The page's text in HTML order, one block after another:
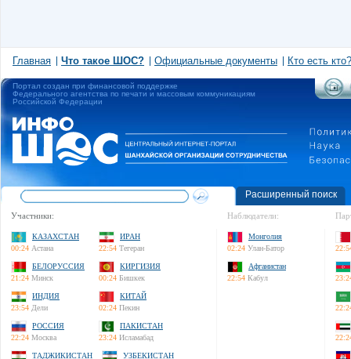
Главная Что такое ШОС? Официальные документы Кто есть кто?
Портал создан при финансовой поддержке
Федерального агентства по печати и массовым коммуникациям
Российской Федерации
Расширенный поиск
Участники:
КАЗАХСТАН
00:24 Астана
ИРАН
22:54 Тегеран
БЕЛОРУССИЯ
21:24 Минск
КИРГИЗИЯ
00:24 Бишкек
ИНДИЯ
23:54 Дели
КИТАЙ
02:24 Пекин
РОССИЯ
22:24 Москва
ПАКИСТАН
23:24 Исламабад
ТАДЖИКИСТАН
УЗБЕКИСТАН
Наблюдатели:
Монголия
02:24 Улан-Батор
Афганистан
22:54 Кабул